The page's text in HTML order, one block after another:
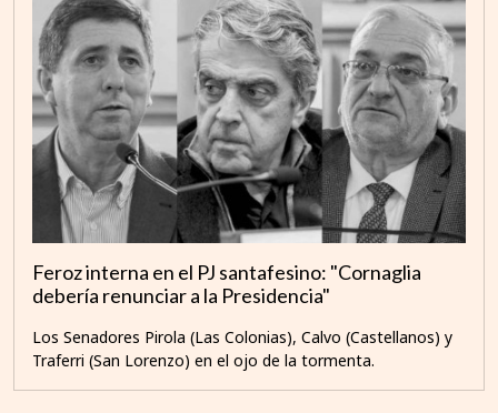
Feroz interna en el PJ santafesino: "Cornaglia
debería renunciar a la Presidencia"
Los Senadores Pirola (Las Colonias), Calvo (Castellanos) y
Traferri (San Lorenzo) en el ojo de la tormenta.